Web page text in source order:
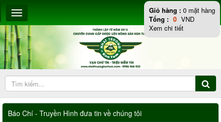
Báo Chí - Truyền Hình đưa tin về chúng tôi
Giỏ hàng : 0 mặt hàng
Tổng : 0 VND
Xem chi tiết